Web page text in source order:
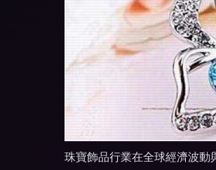
珠寶飾品行業在全球經濟波